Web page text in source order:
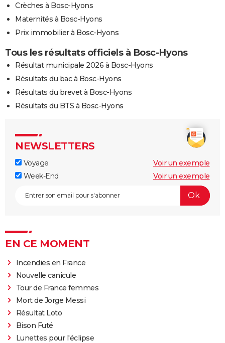
Crèches à Bosc-Hyons
Maternités à Bosc-Hyons
Prix immobilier à Bosc-Hyons
Tous les résultats officiels à Bosc-Hyons
Résultat municipale 2026 à Bosc-Hyons
Résultats du bac à Bosc-Hyons
Résultats du brevet à Bosc-Hyons
Résultats du BTS à Bosc-Hyons
NEWSLETTERS
Voyage
Voir un exemple
Week-End
Voir un exemple
EN CE MOMENT
Incendies en France
Nouvelle canicule
Tour de France femmes
Mort de Jorge Messi
Résultat Loto
Bison Futé
Lunettes pour l'éclipse